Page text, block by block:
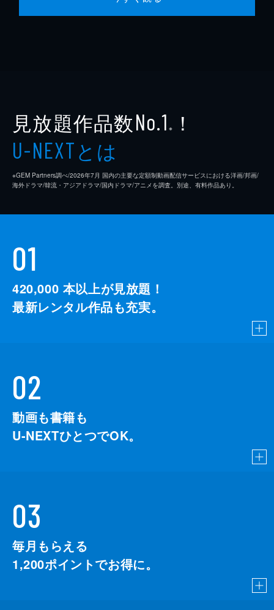
見放題作品数No.1 ※ ！
U-NEXTとは
※GEM Partners調べ/2026年7⽉ 国内の主要な定額制動画配信サービスにおける洋画/邦画/
海外ドラマ/韓流・アジアドラマ/国内ドラマ/アニメを調査。別途、有料作品あり。
01
420,000 本以上が見放題！
最新レンタル作品も充実。
02
動画も書籍も
U-NEXTひとつでOK。
03
毎月もらえる
1,200ポイントでお得に。